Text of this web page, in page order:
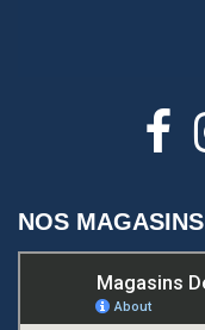
NOS MAGASINS